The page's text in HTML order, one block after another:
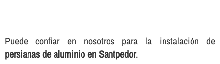
Puede confiar en nosotros para la instalación de
persianas de aluminio en Santpedor.